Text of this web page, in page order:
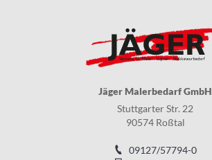
Jäger Malerbedarf GmbH
Stuttgarter Str. 22
90574 Roßtal
09127/57794-0